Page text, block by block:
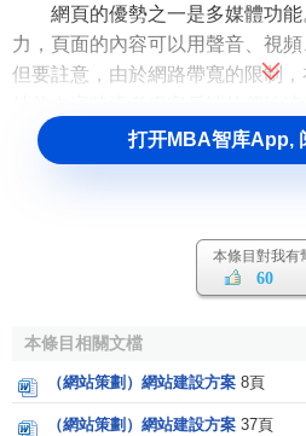
網頁的優勢之一是多媒體功能
力，頁面的內容可以用聲音、視
但要註意，由於網路帶寬的限制，
5、網站測試和改進
網站建立後，要不斷更新站點
要認真回覆用戶的電子郵件、信件
戶進行充分的溝通。
打开MBA智库App,
本條目對我有
60
本條目相關文檔
（網站策劃）網站建設方案 8頁
（網站策劃）網站建設方案 37頁